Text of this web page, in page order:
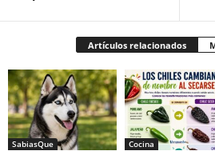
Artículos relacionados
SabiasQue Cocina